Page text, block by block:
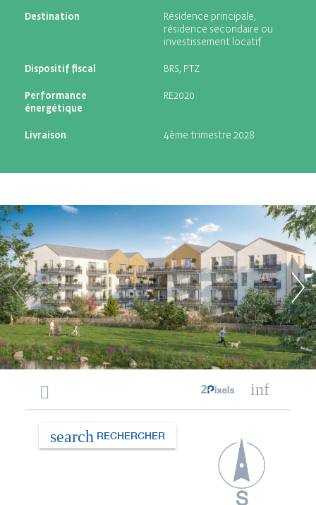
Destination
Résidence principale,
résidence secondaire ou
investissement locatif
Dispositif fiscal BRS, PTZ
Performance
énergétique
RE2020
Livraison 4ème trimestre 2028